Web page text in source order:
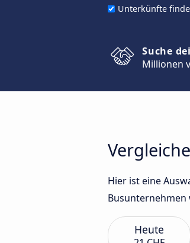
Unterkünfte
Suche
Millionen
Hier ist eine
Busunternehmen
Heute